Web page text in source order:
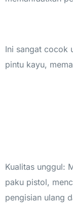
Ini sangat cocok
pintu kayu,
Kualitas unggul:
paku pistol,
pengisian ulang